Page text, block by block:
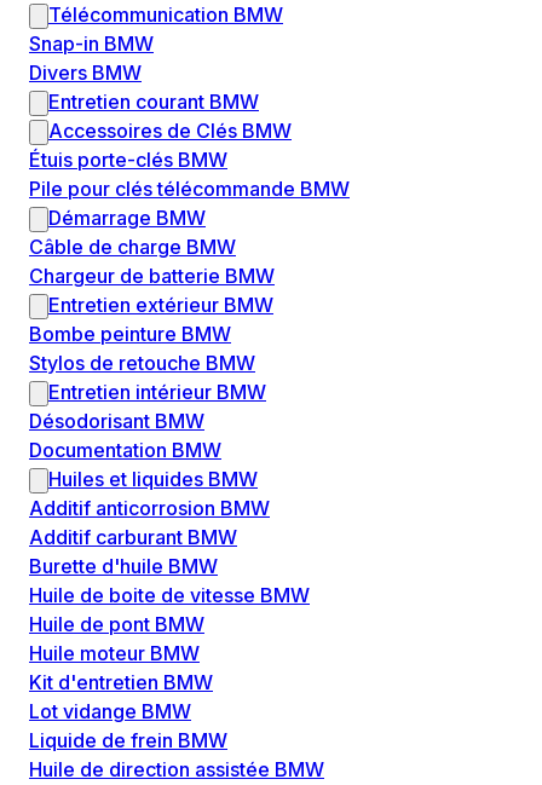
Télécommunication BMW
Snap-in BMW
Divers BMW
Entretien courant BMW
Accessoires de Clés BMW
Étuis porte-clés BMW
Pile pour clés télécommande BMW
Démarrage BMW
Câble de charge BMW
Chargeur de batterie BMW
Entretien extérieur BMW
Bombe peinture BMW
Stylos de retouche BMW
Entretien intérieur BMW
Désodorisant BMW
Documentation BMW
Huiles et liquides BMW
Additif anticorrosion BMW
Additif carburant BMW
Burette d'huile BMW
Huile de boite de vitesse BMW
Huile de pont BMW
Huile moteur BMW
Kit d'entretien BMW
Lot vidange BMW
Liquide de frein BMW
Huile de direction assistée BMW